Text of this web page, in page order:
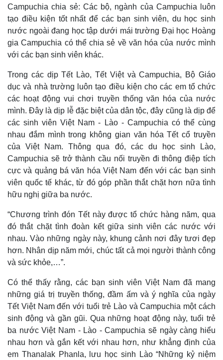
Pháp luật
Vụ án
Tin nóng
Tư vấn luật
Quân sự - Quốc phòng
Vũ khí
Việt Nam
Phân tích
Campuchia chia sẻ: Các bộ, ngành của Campuchia luôn
tạo điều kiện tốt nhất để các bạn sinh viên, du học sinh
nước ngoài đang học tập dưới mái trường Đại học Hoàng
gia Campuchia có thể chia sẻ về văn hóa của nước mình
với các bạn sinh viên khác.
Trong các dịp Tết Lào, Tết Việt và Campuchia, Bộ Giáo
dục và nhà trường luôn tạo điều kiện cho các em tổ chức
các hoạt động vui chơi truyền thống văn hóa của nước
mình. Đây là dịp lễ đặc biệt của dân tộc, đây cũng là dịp để
các sinh viên Việt Nam - Lào - Campuchia có thể cùng
nhau đắm mình trong không gian văn hóa Tết cổ truyền
của Việt Nam. Thông qua đó, các du học sinh Lào,
Campuchia sẽ trở thành cầu nối truyền đi thông điệp tích
cực và quảng bá văn hóa Việt Nam đến với các bạn sinh
viên quốc tế khác, từ đó góp phần thắt chặt hơn nữa tình
hữu nghị giữa ba nước.
“Chương trình đón Tết này được tổ chức hàng năm, qua
đó thắt chặt tình đoàn kết giữa sinh viên các nước với
nhau. Vào những ngày này, khung cảnh nơi đây tươi đẹp
hơn. Nhân dịp năm mới, chúc tất cả mọi người thành công
và sức khỏe,…”.
Có thể thấy rằng, các bạn sinh viên Việt Nam đã mang
những giá trị truyền thống, đầm ấm và ý nghĩa của ngày
Tết Việt Nam đến với tuổi trẻ Lào và Campuchia một cách
sinh động và gần gũi. Qua những hoạt động này, tuổi trẻ
ba nước Việt Nam - Lào - Campuchia sẽ ngày càng hiểu
nhau hơn và gắn kết với nhau hơn, như khẳng định của
em Thanalak Phanla, lưu học sinh Lào “Những kỷ niệm